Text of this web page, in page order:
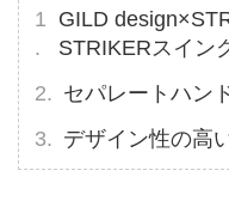
GILD
STRIKERスイン
セパレートハン
デザイン性の高